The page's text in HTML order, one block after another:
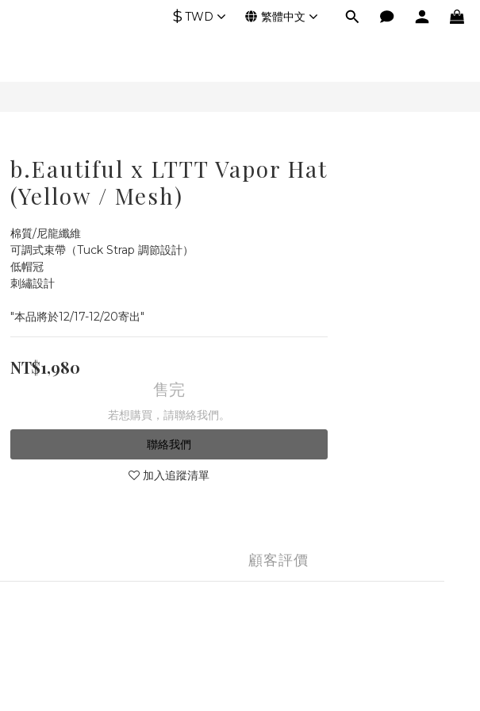
$ TWD 繁體中文
b.Eautiful x LTTT Vapor Hat
(Yellow / Mesh)
棉質/尼龍纖維
可調式束帶（Tuck Strap 調節設計）
低帽冠
刺繡設計
"本品將於12/17-12/20寄出"
NT$1,980
售完
若想購買，請聯絡我們。
聯絡我們
加入追蹤清單
顧客評價